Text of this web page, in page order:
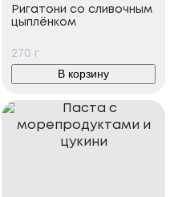
Ригатони со сливочным
цыплёнком
270 г
В корзину